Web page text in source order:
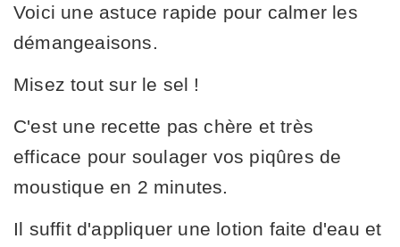
Voici une astuce rapide pour calmer les
démangeaisons.
Misez tout sur le sel !
C'est une recette pas chère et très
efficace pour soulager vos piqûres de
moustique en 2 minutes.
Il suffit d'appliquer une lotion faite d'eau et